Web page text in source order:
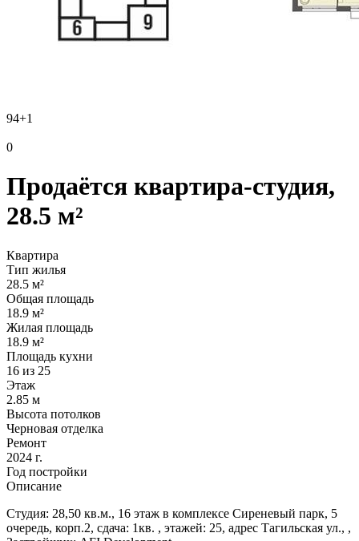
94+1
0
Продаётся квартира-студия,
28.5 м²
Квартира
Тип жилья
28.5 м²
Общая площадь
18.9 м²
Жилая площадь
18.9 м²
Площадь кухни
16 из 25
Этаж
2.85 м
Высота потолков
Черновая отделка
Ремонт
2024 г.
Год постройки
Описание
Студия: 28,50 кв.м., 16 этаж в комплексе Сиреневый парк, 5
очередь, корп.2, сдача: 1кв. , этажей: 25, адрес Тагильская ул., ,